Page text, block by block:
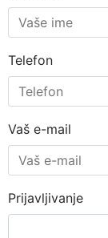
Telefon
Vaš e-mail
Prijavljivanje